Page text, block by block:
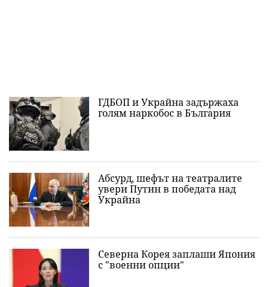
ГДБОП и Украйна задържаха
голям наркобос в България
Абсурд, шефът на театралите
увери Путин в победата над
Украйна
Северна Корея заплаши Япония
с "военни опции"